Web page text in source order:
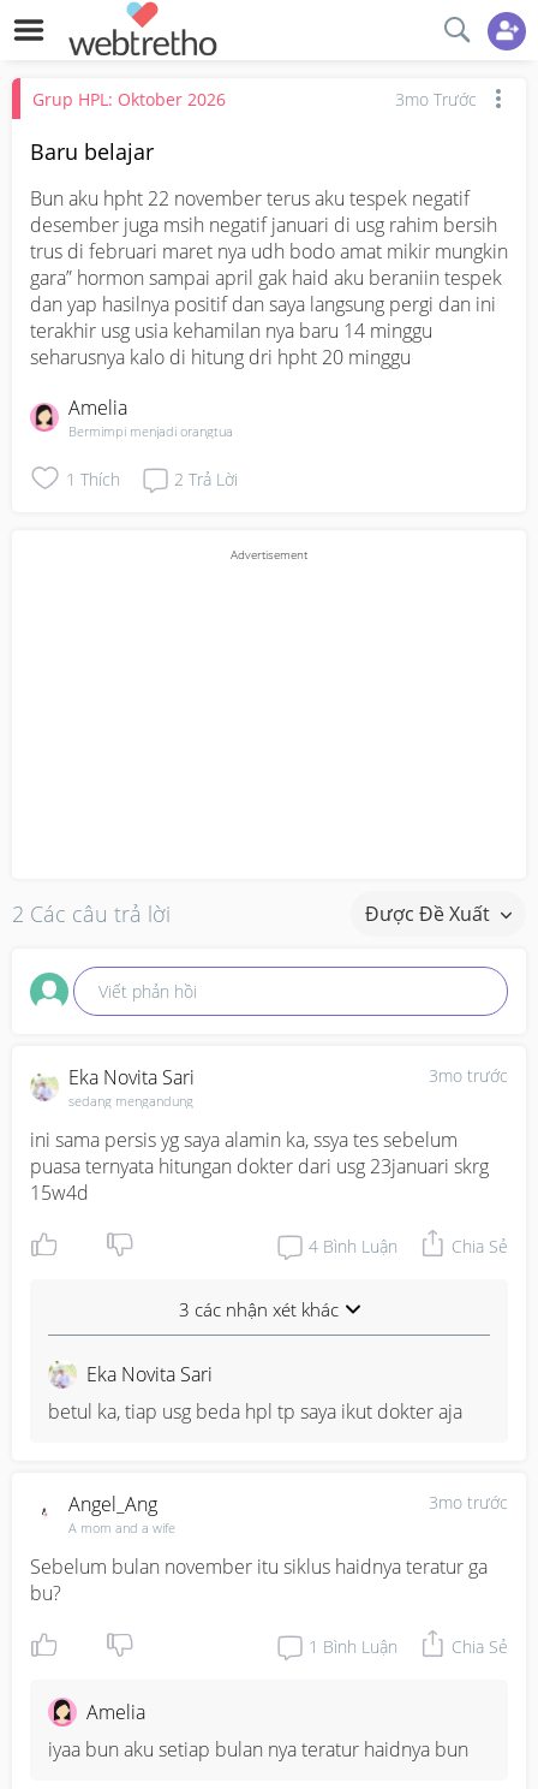
Grup HPL: Oktober 2026 3mo Trước
Baru belajar
Bun aku hpht 22 november terus aku tespek negatif
desember juga msih negatif januari di usg rahim bersih
trus di februari maret nya udh bodo amat mikir mungkin
gara” hormon sampai april gak haid aku beraniin tespek
dan yap hasilnya positif dan saya langsung pergi dan ini
terakhir usg usia kehamilan nya baru 14 minggu
seharusnya kalo di hitung dri hpht 20 minggu
Amelia
Bermimpi menjadi orangtua
1 Thích 2 Trả Lời
2 Các câu trả lời Được Đề Xuất
Viết phản hồi
3mo trước
Eka Novita Sari
sedang mengandung
ini sama persis yg saya alamin ka, ssya tes sebelum
puasa ternyata hitungan dokter dari usg 23januari skrg
15w4d
4 Bình Luận Chia Sẻ
3 các nhận xét khác
Eka Novita Sari
betul ka, tiap usg beda hpl tp saya ikut dokter aja
3mo trước
Angel_Ang
A mom and a wife
Sebelum bulan november itu siklus haidnya teratur ga
bu?
1 Bình Luận Chia Sẻ
Amelia
iyaa bun aku setiap bulan nya teratur haidnya bun